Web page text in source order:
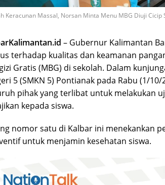
Keracunan Massal, Norsan Minta Menu MBG Diuji Cicip
– Gubernur Kalimantan
terhadap kualitas dan keamanan
Gratis (MBG) di sekolah. Dalam
5 (SMKN 5) Pontianak pada Rabu (1/
pihak yang terlibat untuk melakukan
kepada siswa.
nomor satu di Kalbar ini menekankan
untuk menjamin kesehatan siswa.